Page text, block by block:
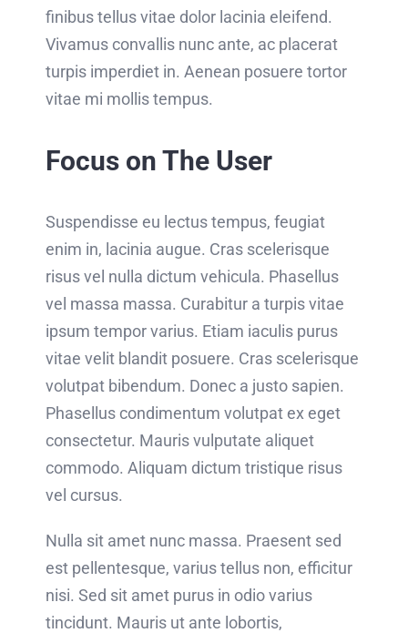
finibus tellus vitae dolor lacinia eleifend.
Vivamus convallis nunc ante, ac placerat
turpis imperdiet in. Aenean posuere tortor
vitae mi mollis tempus.
Focus on The User
Suspendisse eu lectus tempus, feugiat
enim in, lacinia augue. Cras scelerisque
risus vel nulla dictum vehicula. Phasellus
vel massa massa. Curabitur a turpis vitae
ipsum tempor varius. Etiam iaculis purus
vitae velit blandit posuere. Cras scelerisque
volutpat bibendum. Donec a justo sapien.
Phasellus condimentum volutpat ex eget
consectetur. Mauris vulputate aliquet
commodo. Aliquam dictum tristique risus
vel cursus.
Nulla sit amet nunc massa. Praesent sed
est pellentesque, varius tellus non, efficitur
nisi. Sed sit amet purus in odio varius
tincidunt. Mauris ut ante lobortis,